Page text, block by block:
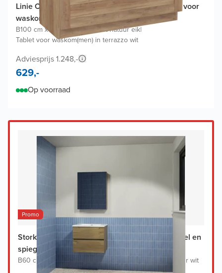
Linie Classo badkamermeubel met Lado Tablet voor
waskom(men)
B100 cm x D46 cm|Onderkast natuur eik|
Tablet voor waskom(men) in terrazzo wit
Adviesprijs 1.248,-
629,-
Op voorraad
Promo
Storke Edge badkamermeubel met Diva wastafel en
spiegelkast
B60 cm x D46 cm Wastafel in kleur wit